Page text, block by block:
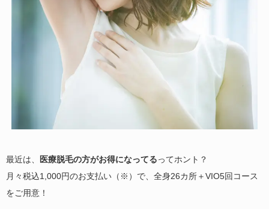
最近は、 医療脱毛の方がお得になってるってホント？
月々税込1,000円のお支払い（※）で、全身26カ所＋VIO5回コース
をご用意！